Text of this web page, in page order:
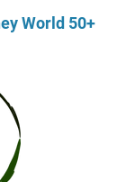
World 50+